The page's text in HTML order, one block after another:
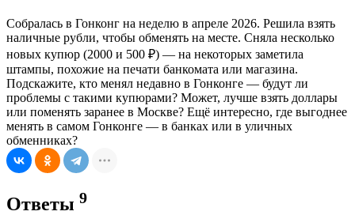
Собралась в Гонконг на неделю в апреле 2026. Решила взять
наличные рубли, чтобы обменять на месте. Сняла несколько
новых купюр (2000 и 500 ₽) — на некоторых заметила
штампы, похожие на печати банкомата или магазина.
Подскажите, кто менял недавно в Гонконге — будут ли
проблемы с такими купюрами? Может, лучше взять доллары
или поменять заранее в Москве? Ещё интересно, где выгоднее
менять в самом Гонконге — в банках или в уличных
обменниках?
Ответы 9